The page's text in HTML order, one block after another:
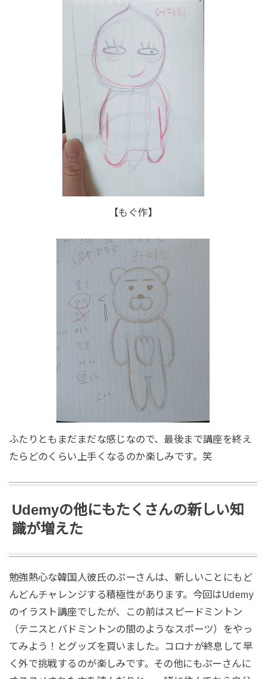
【もぐ作】
ふたりともまだまだな感じなので、最後まで講座を終え
たらどのくらい上手くなるのか楽しみです。笑
Udemyの他にもたくさんの新しい知
識が増えた
勉強熱心な韓国人彼氏のぷーさんは、新しいことにもど
んどんチャレンジする積極性があります。今回はUdemy
のイラスト講座でしたが、この前はスピードミントン
（テニスとバドミントンの間のようなスポーツ）をやっ
てみよう！とグッズを買いました。コロナが終息して早
く外で挑戦するのが楽しみです。その他にもぷーさんに